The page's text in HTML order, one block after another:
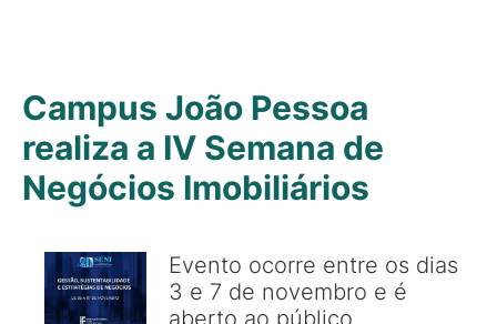
Campus João Pessoa
realiza a IV Semana de
Negócios Imobiliários
Evento ocorre entre os dias
3 e 7 de novembro e é
aberto ao público